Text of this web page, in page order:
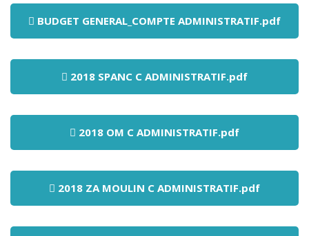
BUDGET GENERAL_COMPTE ADMINISTRATIF.pdf
2018 SPANC C ADMINISTRATIF.pdf
2018 OM C ADMINISTRATIF.pdf
2018 ZA MOULIN C ADMINISTRATIF.pdf